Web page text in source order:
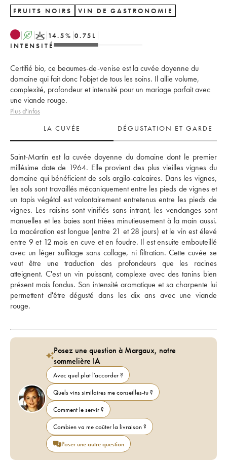
FRUITS NOIRS VIN DE GASTRONOMIE
A K 14.5% 0.75 L
INTENSITÉ
Certifié bio, ce beaumes-de-venise est la cuvée doyenne du
domaine qui fait donc l'objet de tous les soins. Il allie volume,
complexité, profondeur et intensité pour un mariage parfait avec
une viande rouge.
Plus d'infos
LA CUVÉE
DÉGUSTATION ET GARDE
Saint-Martin est la cuvée doyenne du domaine dont le premier
millésime date de 1964. Elle provient des plus vieilles vignes du
domaine qui bénéficient de sols argilo-calcaires. Dans les vignes,
les sols sont travaillés mécaniquement entre les pieds de vignes et
un tapis végétal est volontairement entretenus entre les pieds de
vignes. Les raisins sont vinifiés sans intrant, les vendanges sont
manuelles et les baies sont triées minutieusement à la main aussi.
La macération est longue (entre 21 et 28 jours) et le vin est élevé
entre 9 et 12 mois en cuve et en foudre. Il est ensuite embouteillé
avec un léger sulfitage sans collage, ni filtration. Cette cuvée se
veut être une traduction des profondeurs que les racines
atteignent. C'est un vin puissant, complexe avec des tanins bien
présent mais fondus. Son intensité aromatique et sa charpente lui
permettent d'être dégusté dans les dix ans avec une viande
rouge.
Posez une question à Margaux, notre
sommelière IA
Avec quel plat l'accorder ?
Quels vins similaires me conseilles-tu ?
Comment le servir ?
Combien va me coûter la livraison ?
Poser une autre question